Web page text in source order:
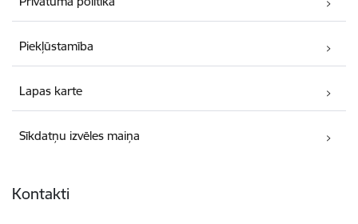
Piekļūstamība
Lapas karte
Sīkdatņu izvēles maiņa
Kontakti